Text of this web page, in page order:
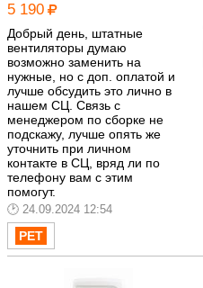
5 190
Добрый день, штатные
вентиляторы думаю
возможно заменить на
нужные, но с доп. оплатой и
лучше обсудить это лично в
нашем СЦ. Связь с
менеджером по сборке не
подскажу, лучше опять же
уточнить при личном
контакте в СЦ, вряд ли по
телефону вам с этим
помогут.
24.09.2024 12:54